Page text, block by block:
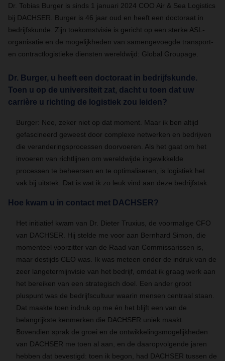
Dr. Tobias Burger is sinds 1 januari 2024 COO Air & Sea Logistics
bij DACHSER. Burger is 46 jaar oud en heeft een doctoraat in
bedrijfskunde. Zijn toekomstvisie is gericht op een sterke ASL-
organisatie en de mogelijkheden van samengevoegde transport-
en contractlogistieke diensten wereldwijd: Global Groupage.
Dr. Burger, u heeft een doctoraat in bedrijfskunde.
Toen u op de universiteit zat, dacht u toen dat uw
carrière u richting de logistiek zou leiden?
Burger: Nee, zeker niet op dat moment. Maar ik ben altijd
gefascineerd geweest door complexe netwerken en bedrijven
die veranderingsprocessen doorvoeren. Als het gaat om het
invoeren van richtlijnen om wereldwijde ingewikkelde
processen te beheersen en te optimaliseren, is logistiek het
vak bij uitstek. Dat is wat ik zo leuk vind aan deze bedrijfstak.
Hoe kwam u in contact met DACHSER?
Het initiatief kwam van Dr. Dieter Truxius, de voormalige CFO
van DACHSER. Hij stelde me voor aan Bernhard Simon, die
momenteel voorzitter van de Raad van Commissarissen is,
maar destijds CEO was. Ik was meteen onder de indruk van de
zeer langetermijnvisie van het bedrijf, omdat ik graag werk aan
het bereiken van een strategisch doel. Een ander groot
pluspunt was de bedrijfscultuur waarin mensen centraal staan.
Dat maakte toen indruk op me én het blijft een van de
belangrijkste kenmerken die DACHSER uniek maakt.
Bovendien sprak de groei en de ontwikkelingsmogelijkheden
van DACHSER me toen al aan, en de daaropvolgende jaren
hebben dat bevestigd: toen ik begon, had DACHSER tussen de